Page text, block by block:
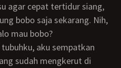
agar cepat tertidur siang,
bobo saja sekarang. Nih,
mau bobo?
sudah mengkerut di